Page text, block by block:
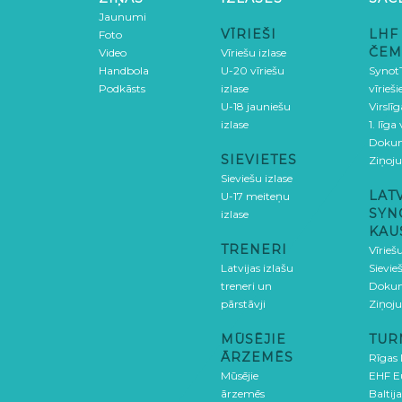
Jaunumi
Foto
Video
Handbola
Podkāsts
VĪRIEŠI
Vīriešu izlase
U-20 vīriešu
izlase
U-18 jauniešu
izlase
SIEVIETES
Sieviešu izlase
U-17 meiteņu
izlase
TRENERI
Latvijas izlašu
treneri un
pārstāvji
MŪSĒJIE
ĀRZEMĒS
Mūsējie
ārzemēs
LHF
1. līga
Rīgas
EHF